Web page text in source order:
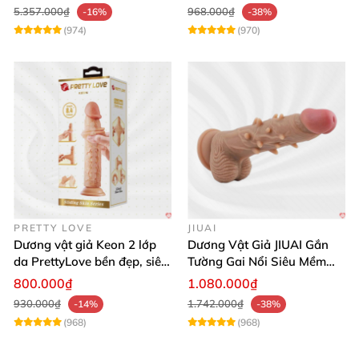
5.357.000₫
-16%
(974)
968.000₫
-38%
(970)
PRETTY LOVE
Dương vật giả Keon 2 lớp
da PrettyLove bền đẹp, siêu
mềm mại
800.000₫
930.000₫
-14%
(968)
JIUAI
Dương Vật Giả JIUAI Gắn
Tường Gai Nổi Siêu Mềm
Thoải Mái Mua Ngay
1.080.000₫
1.742.000₫
-38%
(968)